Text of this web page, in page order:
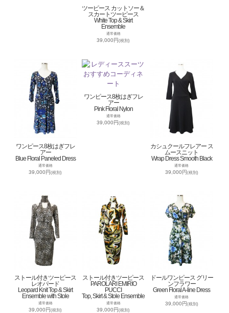
ツーピース カットソー＆
スカートツーピース
White Top & Skirt
Ensemble
通常価格
39,000円(税別)
ワンピース8枚はぎフレ
アー
Blue Floral Paneled Dress
通常価格
39,000円(税別)
ワンピース8枚はぎフレ
アー
Pink Floral Nylon
通常価格
39,000円(税別)
カシュクールフレアー ス
ムースニット
Wrap Dress Smooth Black
通常価格
39,000円(税別)
ストール付きツーピース
レオパード
Leopard Knit Top & Skirt
Ensemble with Stole
通常価格
39,000円(税別)
ストール付きツーピース
PAROLARI EMIRIO
PUCCI
Top, Skirt & Stole Ensemble
通常価格
39,000円(税別)
ドールワンピース グリー
ンフラワー
Green Floral A-line Dress
通常価格
39,000円(税別)